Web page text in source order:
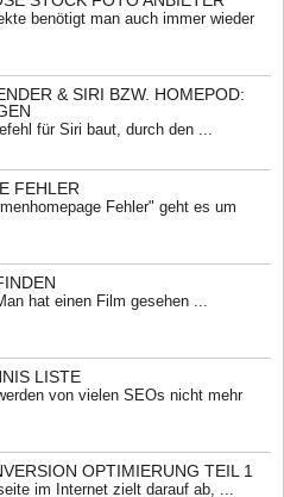
benötigt man auch immer wieder
& SIRI BZW. HOMEPOD:
für Siri baut, durch den ...
FEHLER
Fehler" geht es um
hat einen Film gesehen ...
LISTE
von vielen SEOs nicht mehr
OPTIMIERUNG TEIL 1
im Internet zielt darauf ab, ...